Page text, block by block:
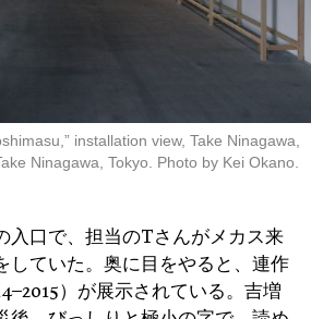
installation view, Take Ninagawa,
Ninagawa, Tokyo. Photo by Kei Okano.
入口で、担当のTさんがメカス来
していた。奥に目をやると、連作
）が展示されている。吉増